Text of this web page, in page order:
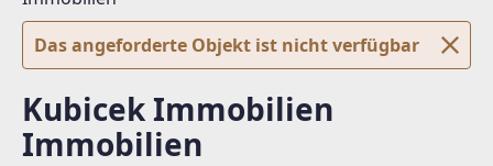
Das angeforderte Objekt ist nicht verfügbar
Kubicek Immobilien
Immobilien